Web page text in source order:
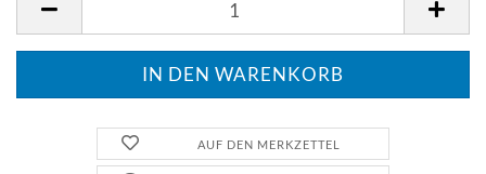
AUF DEN MERKZETTEL